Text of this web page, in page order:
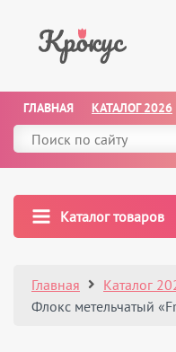
ГЛАВНАЯ КАТАЛОГ 2026
Каталог товаров
Главная Каталог
Флокс метельчатый